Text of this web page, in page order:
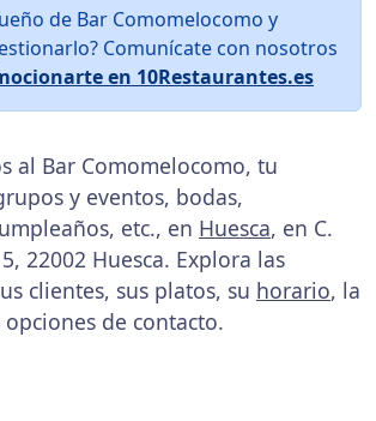
de Bar Comomelocomo y
Comunícate con nosotros
en 10Restaurantes.es
al Bar Comomelocomo, tu
y eventos, bodas,
etc., en Huesca, en C.
22002 Huesca. Explora las
clientes, sus platos, su horario, la
opciones de contacto.